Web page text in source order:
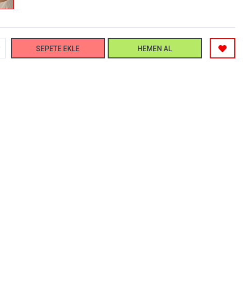
SEPETE EKLE HEMEN AL